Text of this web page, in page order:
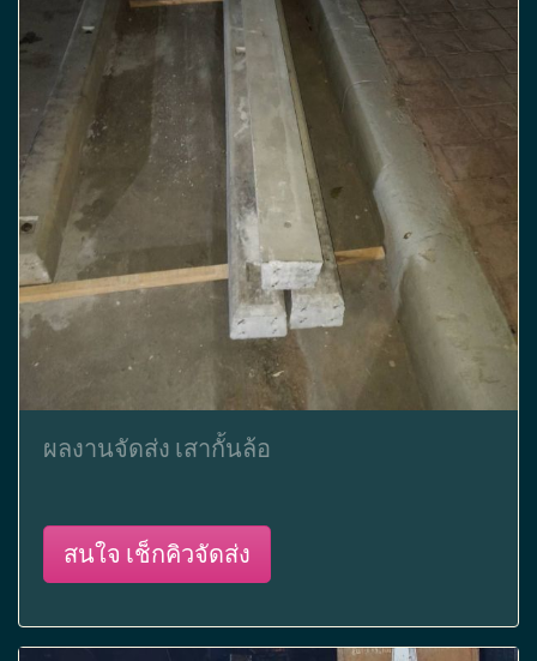
ผลงานจัดส่ง เสากั้นล้อ
สนใจ เช็กคิวจัดส่ง